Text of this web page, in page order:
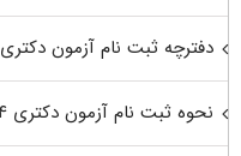
دفترچه ثبت نام آزمون دکتری ۱۴۰۴
نحوه ثبت نام آزمون دکتری ۱۴۰۴